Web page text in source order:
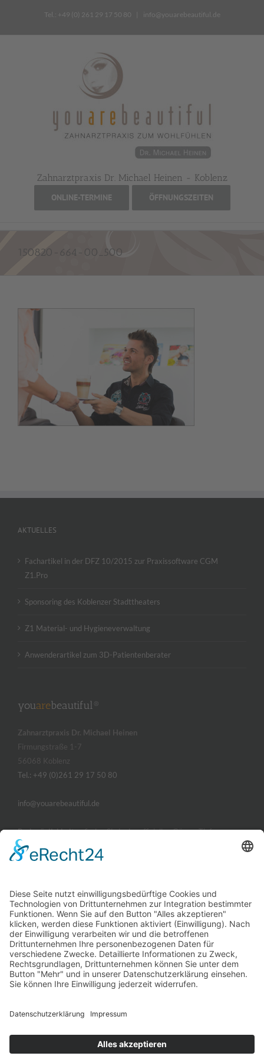
springen
Tel.: +49 (0) 261 29 17 50 80 info@youarebeautiful.de
Zahnarztpraxis Dr. Michael Heinen - Koblenz
ONLINE-TERMINE ÖFFNUNGSZEITEN
150820-664-00_500
AKTUELLES
Fachartikel in der DFZ 10/2015 zur Praxissoftware CGM
Z1.Pro
Sponsoring des Koblenzer Stadttheaters
Z1 Material- und Hygieneverwaltung
Anwenderartikel zum 3D-Patientenberater
youarebeautiful®
Zahnarztpraxis Dr. Michael Heinen
Firmungstraße 1-7
56068 Koblenz
Tel.: +49 (0)261 29 17 50 80
info@youarebeautiful.de
Parkmöglichkeitenfinden Sie in der offiziellen Görres-Tiefgarage.
Montag, Dienstag und Donnerstag
09:00 - 14:00 und 15:00 - 19:00 Uhr
Mittwoch und Freitag
09:00 - 14:00 Uhr
Freitagnachmittag
15:00 - 18:00 Uhr nach Vereinbarung